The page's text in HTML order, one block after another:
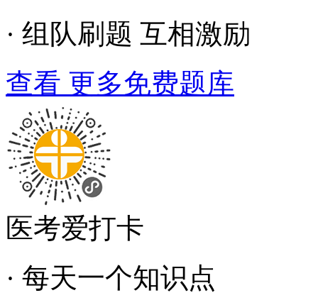
· 组队刷题 互相激励
查看 更多免费题库
医考爱打卡
· 每天一个知识点